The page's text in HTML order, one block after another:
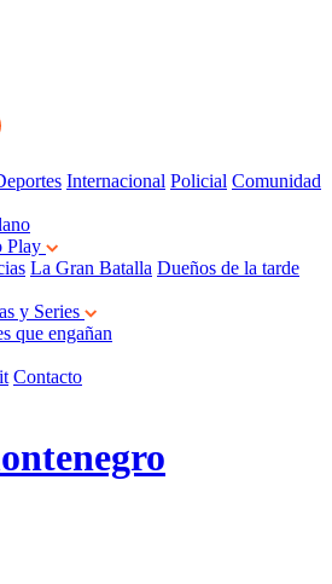
Internacional Policial Comunidad
Play
La Gran Batalla Dueños de la tarde
y Series
que engañan
Contacto